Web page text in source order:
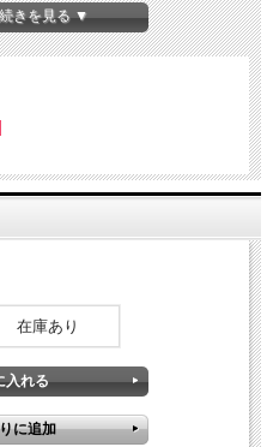
きを見る ▼
在庫あり